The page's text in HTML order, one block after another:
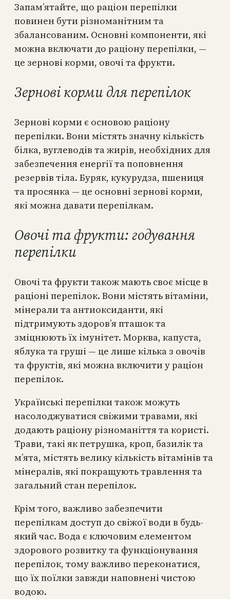
Запам’ятайте, що раціон перепілки
повинен бути різноманітним та
збалансованим. Основні компоненти, які
можна включати до раціону перепілки, —
це зернові корми, овочі та фрукти.
Зернові корми для перепілок
Зернові корми є основою раціону
перепілки. Вони містять значну кількість
білка, вуглеводів та жирів, необхідних для
забезпечення енергії та поповнення
резервів тіла. Буряк, кукурудза, пшениця
та просянка — це основні зернові корми,
які можна давати перепілкам.
Овочі та фрукти: годування
перепілки
Овочі та фрукти також мають своє місце в
раціоні перепілок. Вони містять вітаміни,
мінерали та антиоксиданти, які
підтримують здоров’я пташок та
зміцнюють їх імунітет. Морква, капуста,
яблука та груші — це лише кілька з овочів
та фруктів, які можна включити у раціон
перепілок.
Українські перепілки також можуть
насолоджуватися свіжими травами, які
додають раціону різноманіття та користі.
Трави, такі як петрушка, кроп, базилік та
м’ята, містять велику кількість вітамінів та
мінералів, які покращують травлення та
загальний стан перепілок.
Крім того, важливо забезпечити
перепілкам доступ до свіжої води в будь-
який час. Вода є ключовим елементом
здорового розвитку та функціонування
перепілок, тому важливо переконатися,
що їх поїлки завжди наповнені чистою
водою.